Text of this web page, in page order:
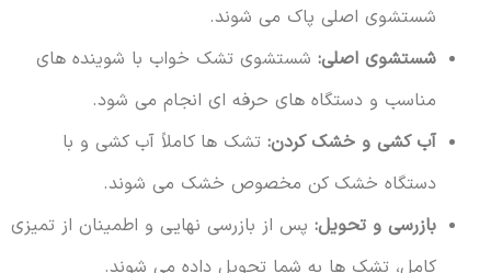
شستشوی اصلی پاک می شوند.
شستشوی اصلی:شستشوی تشک خواب با شوینده های
مناسب و دستگاه های حرفه ای انجام می شود.
آب کشی و خشک کردن:تشک ها کاملاً آب کشی و با
دستگاه خشک کن مخصوص خشک می شوند.
بازرسی و تحویل:پس از بازرسی نهایی و اطمینان از تمیزی
کامل، تشک ها به شما تحویل داده می شوند.